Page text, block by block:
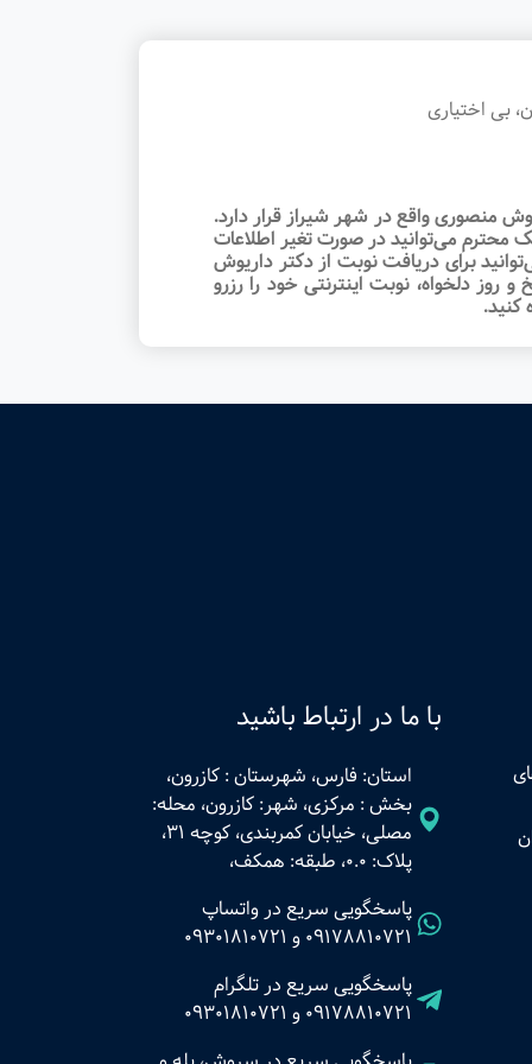
بی اختياری
منصوری واقع در شهر شیراز قرار دارد.
محترم می‌توانید در صورت تغیر اطلاعات
برای دریافت نوبت از دکتر داریوش
دلخواه، نوبت اینترنتی خود را رزرو
با ما در ارتباط باشید
استان: فارس، شهرستان : کازرون،
بخش : مرکزی، شهر: کازرون، محله:
مصلی، خیابان کمربندی، کوچه 31،
پلاک: 0.0، طبقه: همکف،
پاسخگویی سریع در واتساپ
09178810721 و 09301810721
پاسخگویی سریع در تلگرام
09178810721 و 09301810721